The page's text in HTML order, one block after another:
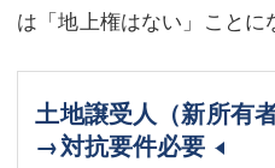
は「地上権はない」ことに
土地譲受人（新所有
→対抗要件必要